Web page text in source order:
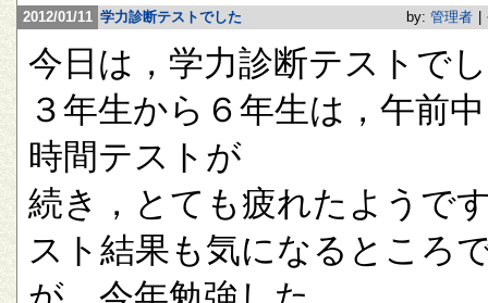
2012/01/11 学力診断テストでした by: 管理者
今日は，学力診断テストで
３年生から６年生は，午前
時間テストが
続き，とても疲れたようで
スト結果も気になるところ